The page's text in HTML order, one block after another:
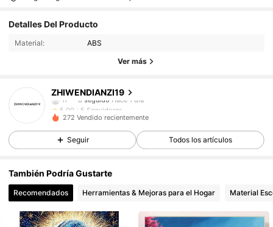
Detalles Del Producto
Material: ABS
Ver más
ZHIWENDIANZI19
5 Seguidores
h***8seguidoHace 1 día
5 Seguidores
272 Vendido recientemente
Seguir Todos los artículos
También Podría Gustarte
Recomendados Herramientas & Mejoras para el Hogar Material